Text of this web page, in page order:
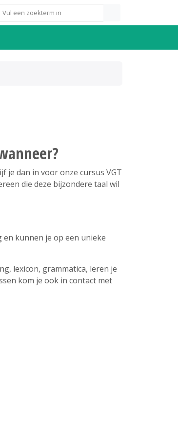
je dan in voor onze cursus VGT
die deze bijzondere taal wil
en kunnen je op een unieke
lexicon, grammatica, leren je
kom je ook in contact met